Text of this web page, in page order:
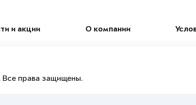
и акции О компании
права защищены.